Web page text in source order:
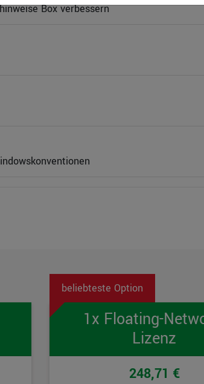
Box verbessern
1x Floating-
Lizenz
248,71 €